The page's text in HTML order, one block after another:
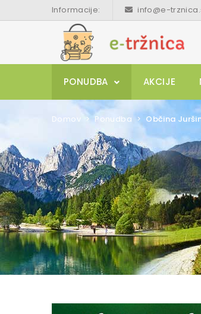
Informacije: info@e-
PONUDBA AKCIJE
Domov Ponudba Občina